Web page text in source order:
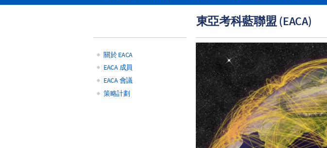
東亞考科藍聯盟 (EACA)
Main
navigation
關於 EACA
EACA 成員
EACA 會議
策略計劃
Main
navigation